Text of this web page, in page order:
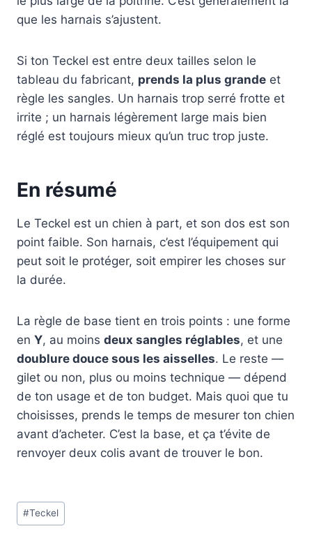
que les harnais s’ajustent.
Si ton Teckel est entre deux tailles selon le
tableau du fabricant, prends la plus grande et
règle les sangles. Un harnais trop serré frotte et
irrite ; un harnais légèrement large mais bien
réglé est toujours mieux qu’un truc trop juste.
En résumé
Le Teckel est un chien à part, et son dos est son
point faible. Son harnais, c’est l’équipement qui
peut soit le protéger, soit empirer les choses sur
la durée.
La règle de base tient en trois points : une forme
en Y, au moins deux sangles réglables, et une
doublure douce sous les aisselles. Le reste —
gilet ou non, plus ou moins technique — dépend
de ton usage et de ton budget. Mais quoi que tu
choisisses, prends le temps de mesurer ton chien
avant d’acheter. C’est la base, et ça t’évite de
renvoyer deux colis avant de trouver le bon.
Étiquettes
de
#Teckel